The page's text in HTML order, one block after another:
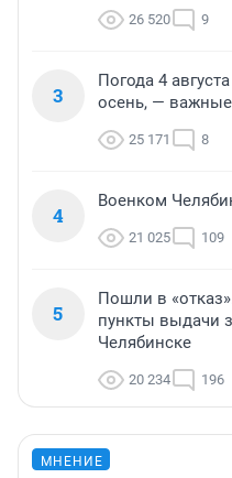
26 520 9
3
Погода 4
осень, —
25 171 8
4
Военком
21 025 109
5
Пошли в
пункты выдачи
Челябинске
20 234 196
МНЕНИЕ